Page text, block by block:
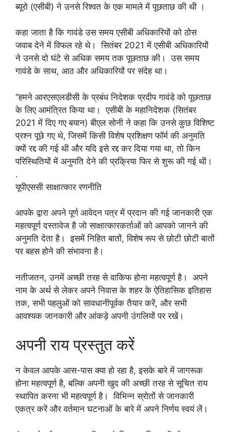
ब्यूरो (एसीबी) ने उनसे रिश्वत के एक मामले में पूछताछ की थी ।
कहा जाता है कि गावंडे उस समय एसीबी अधिकारियों को ठोस
जवाब देने में विफल रहे थे। सितंबर 2021 में एसीबी अधिकारियों
ने उनसे दो घंटे से अधिक समय तक पूछताछ की। उस समय
गावंडे के साथ, आठ और अधिकारियों पर संदेह था।
“हमने आरएसएलडीसी के प्रबंध निदेशक प्रदीप गावंडे को पूछताछ
के लिए आमंत्रित किया था। एसीबी के महानिदेशक (सितंबर
2021 में दिए गए बयान) बीएल सोनी ने कहा कि उनसे कुछ विशिष्ट
प्रश्न पूछे गए थे, जिसमें किसी विशेष प्रशिक्षण फॉर्म की अनुमति
क्यों रद्द की गई थी और यदि इसे रद्द कर दिया गया था, तो किन
परिस्थितियों में अनुमति देने की प्रक्रिया फिर से शुरू की गई थी।
.
यूपीएससी साक्षात्कार रणनीति
आपके द्वारा अपने पूर्ण आवेदन पत्र में प्रदान की गई जानकारी एक
महत्वपूर्ण दस्तावेज है जो साक्षात्कारकर्ताओं को आपको जानने की
अनुमति देता है। इसमें निहित बातों, विशेष रूप से छोटी छोटी बातों
पर बहस होने की संभावना है।
नतीजतन, उनमें अच्छी तरह से वाकिफ होना महत्वपूर्ण है। अपने
नाम के अर्थ से लेकर अपने निवास के शहर के ऐतिहासिक इतिहास
तक, सभी पहलुओं को सावधानीपूर्वक तैयार करें, और सभी
आवश्यक जानकारी और आंकड़े अपनी उंगलियों पर रखें।
अपनी राय प्रस्तुत करें
न केवल आपके आस-पास क्या हो रहा है, इसके बारे में जागरूक
होना महत्वपूर्ण है, बल्कि अपनी खुद की अच्छी तरह से सूचित राय
स्थापित करना भी महत्वपूर्ण है। विभिन्न स्रोतों से जानकारी
एकत्र करें और वर्तमान घटनाओं के बारे में अपने निर्णय स्वयं लें।